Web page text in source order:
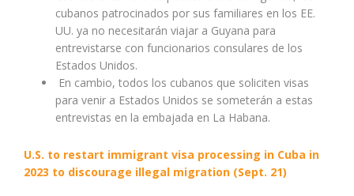
cubanos patrocinados por sus familiares en los EE.
UU. ya no necesitarán viajar a Guyana para
entrevistarse con funcionarios consulares de los
Estados Unidos.
En cambio, todos los cubanos que soliciten visas
para venir a Estados Unidos se someterán a estas
entrevistas en la embajada en La Habana.
U.S. to restart immigrant visa processing in Cuba in
2023 to discourage illegal migration (Sept. 21)